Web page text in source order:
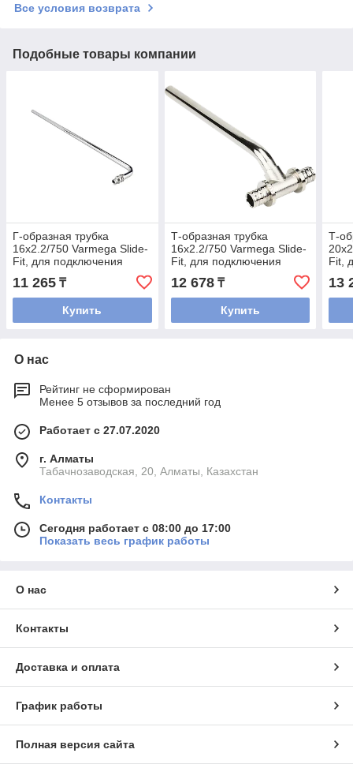
Все условия возврата
Подобные товары компании
Г-образная трубка
16х2.2/750 Varmega Slide-
Fit, для подключения
радиатора
11 265 ₸
Купить
Т-образная трубка
16х2.2/750 Varmega Slide-
Fit, для подключения
радиатора
12 678₸
Купить
Т-
Fit,
13
О нас
Рейтинг не сформирован
Менее 5 отзывов за последний год
Работает с 27.07.2020
г. Алматы
Табачнозаводская, 20, Алматы, Казахстан
Контакты
Сегодня работает с 08:00 до 17:00
Показать весь график работы
О нас
Контакты
Доставка и оплата
График работы
Полная версия сайта